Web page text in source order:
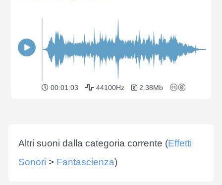
00:01:03 44100Hz 2.38Mb
Altri suoni dalla categoria corrente (Effetti
Sonori > Fantascienza)